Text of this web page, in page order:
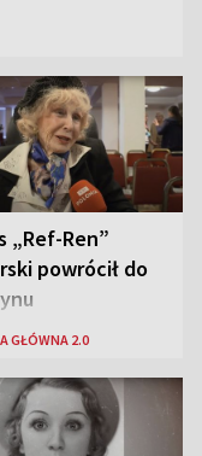
„Ref-Ren”
powrócił do
GŁÓWNA 2.0